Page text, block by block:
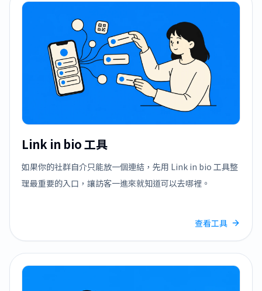
Link in bio 工具
如果你的社群自介只能放一個連結，先用 Link in bio 工具整
理最重要的入口，讓訪客一進來就知道可以去哪裡。
查看工具